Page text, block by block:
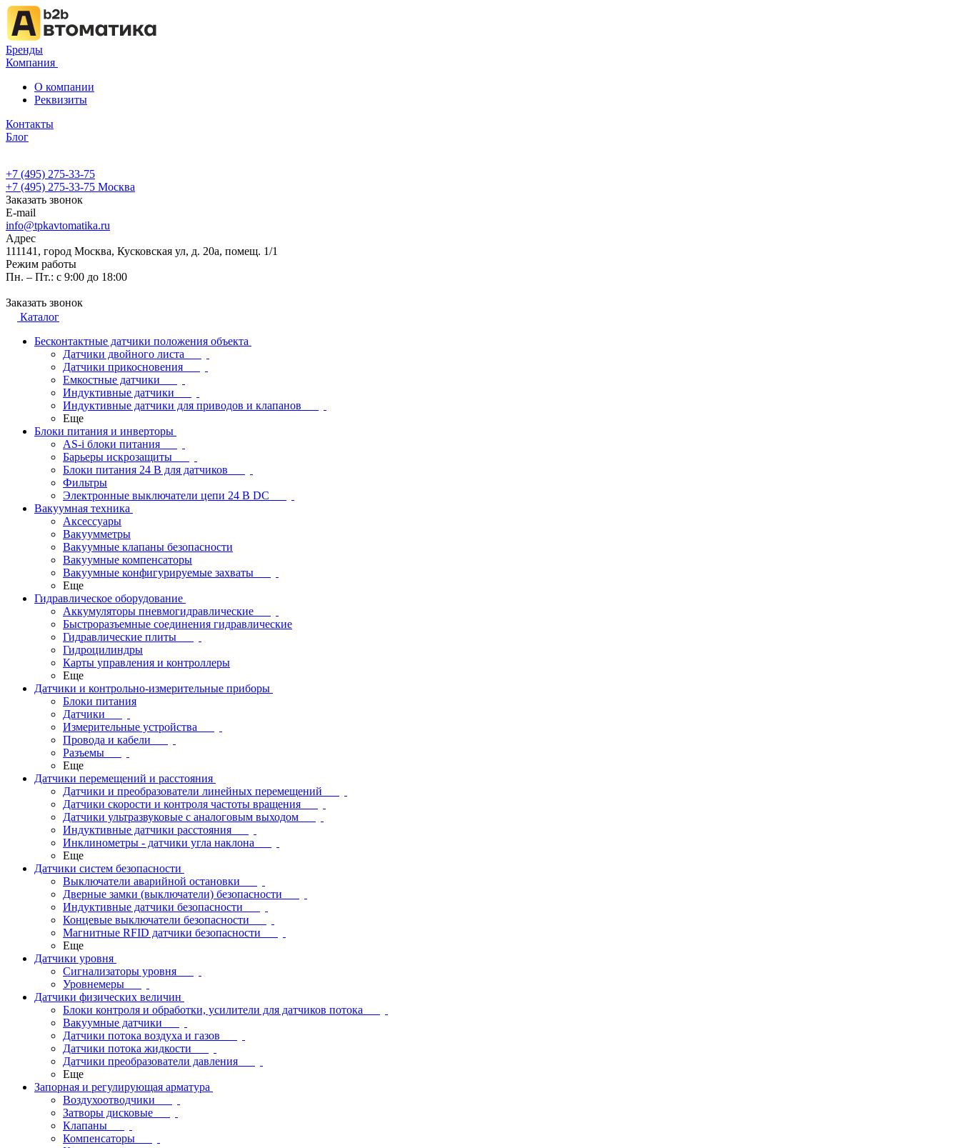
Бренды
Компания
О компании
Реквизиты
Контакты
Блог
+7 (495) 275-33-75
+7 (495) 275-33-75 Москва
Заказать звонок
E-mail
info@tpkavtomatika.ru
Адрес
111141, город Москва, Кусковская ул, д. 20а, помещ. 1/1
Режим работы
Пн. – Пт.: с 9:00 до 18:00
Заказать звонок
Каталог
Бесконтактные датчики положения объекта
Датчики двойного листа
Датчики прикосновения
Емкостные датчики
Индуктивные датчики
Индуктивные датчики для приводов и клапанов
Еще
Блоки питания и инверторы
AS-i блоки питания
Барьеры искрозащиты
Блоки питания 24 В для датчиков
Фильтры
Электронные выключатели цепи 24 В DC
Вакуумная техника
Аксессуары
Вакуумметры
Вакуумные клапаны безопасности
Вакуумные компенсаторы
Вакуумные конфигурируемые захваты
Еще
Гидравлическое оборудование
Аккумуляторы пневмогидравлические
Быстроразъемные соединения гидравлические
Гидравлические плиты
Гидроцилиндры
Карты управления и контроллеры
Еще
Датчики и контрольно-измерительные приборы
Блоки питания
Датчики
Измерительные устройства
Провода и кабели
Разъемы
Еще
Датчики перемещений и расстояния
Датчики и преобразователи линейных перемещений
Датчики скорости и контроля частоты вращения
Датчики ультразвуковые с аналоговым выходом
Индуктивные датчики расстояния
Инклинометры - датчики угла наклона
Еще
Датчики систем безопасности
Выключатели аварийной остановки
Дверные замки (выключатели) безопасности
Индуктивные датчики безопасности
Концевые выключатели безопасности
Магнитные RFID датчики безопасности
Еще
Датчики уровня
Сигнализаторы уровня
Уровнемеры
Датчики физических величин
Блоки контроля и обработки, усилители для датчиков потока
Вакуумные датчики
Датчики потока воздуха и газов
Датчики потока жидкости
Датчики преобразователи давления
Еще
Запорная и регулирующая арматура
Воздухоотводчики
Затворы дисковые
Клапаны
Компенсаторы